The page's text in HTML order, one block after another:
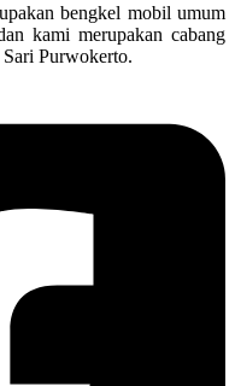
bengkel mobil umum
kami merupakan cabang
Purwokerto.